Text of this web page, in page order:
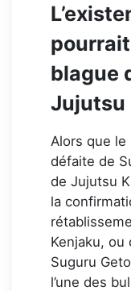
blague
Jujutsu
Alors que le
défaite de
de Jujutsu
la
Kenjaku, ou
Suguru
l’une des